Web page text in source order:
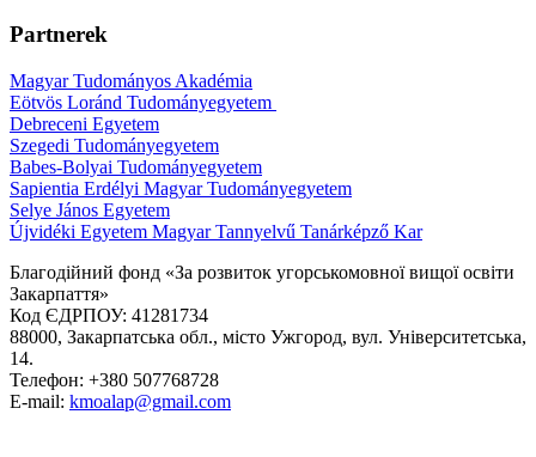
Partnerek
Magyar Tudományos Akadémia
Eötvös Loránd Tudományegyetem
Debreceni Egyetem
Szegedi Tudományegyetem
Babes-Bolyai Tudományegyetem
Sapientia Erdélyi Magyar Tudományegyetem
Selye János Egyetem
Újvidéki Egyetem Magyar Tannyelvű Tanárképző Kar
Благодійний фонд «За розвиток угорськомовної вищої освіти
Закарпаття»
Код ЄДРПОУ: 41281734
88000, Закарпатська обл., місто Ужгород, вул. Університетська,
14.
Телефон: +380 507768728
E-mail: kmoalap@gmail.com